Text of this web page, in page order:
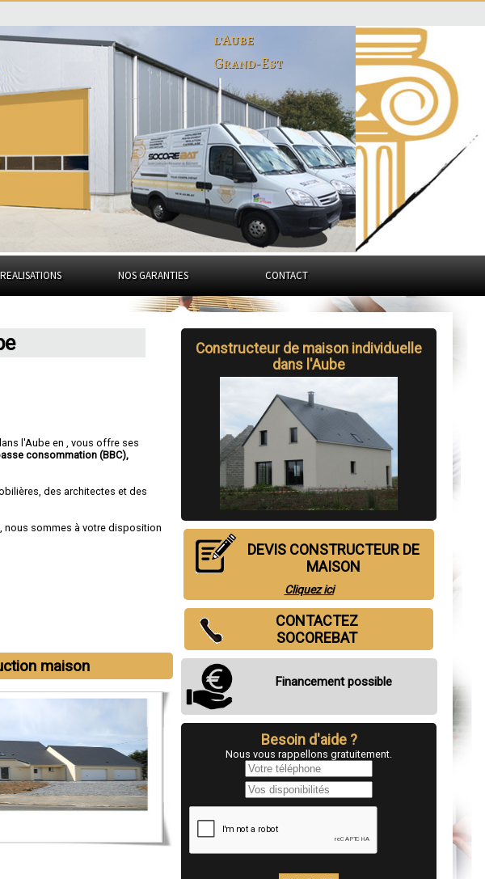
l'Aube
Grand-Est
NOS GARANTIES CONTACT
l'Aube en , vous offre ses
consommation (BBC),
des architectes et des
sommes à votre disposition
maison
Constructeur de maison individuelle
dans l'Aube
DEVIS CONSTRUCTEUR DE
MAISON
Cliquez ici
CONTACTEZ
SOCOREBAT
Financement possible
Besoin d'aide ?
Nous vous rappellons gratuitement.